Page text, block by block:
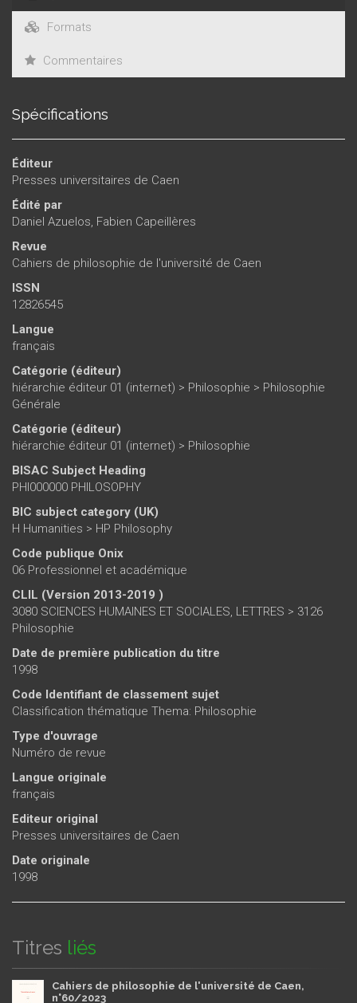
Formats
Commentaires
Spécifications
Éditeur
Presses universitaires de Caen
Édité par
Daniel Azuelos Fabien Capeillères
Revue
Cahiers de philosophie de l'université de Caen
ISSN
12826545
Langue
français
Catégorie (éditeur)
hiérarchie éditeur 01 (internet) > Philosophie > Philosophie
Générale
Catégorie (éditeur)
hiérarchie éditeur 01 (internet) > Philosophie
BISAC Subject Heading
PHI000000 PHILOSOPHY
BIC subject category (UK)
H Humanities > HP Philosophy
Code publique Onix
06 Professionnel et académique
CLIL (Version 2013-2019 )
3080 SCIENCES HUMAINES ET SOCIALES, LETTRES > 3126
Philosophie
Date de première publication du titre
1998
Code Identifiant de classement sujet
Classification thématique Thema: Philosophie
Type d'ouvrage
Numéro de revue
Langue originale
français
Editeur original
Presses universitaires de Caen
Date originale
1998
Titres liés
Cahiers de philosophie de l'université de Caen,
n°60/2023